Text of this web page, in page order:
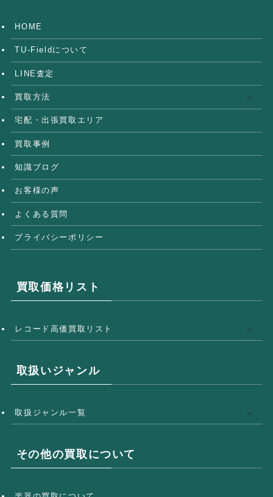
HOME
TU-Fieldについて
LINE査定
買取方法
宅配・出張買取エリア
買取事例
知識ブログ
お客様の声
よくある質問
プライバシーポリシー
買取価格リスト
レコード高価買取リスト
取扱いジャンル
取扱ジャンル一覧
その他の買取について